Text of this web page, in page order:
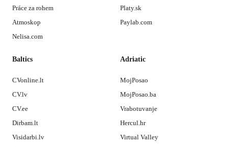
Práce za rohem
Atmoskop
Nelisa.com
Platy.sk
Paylab.com
Baltics
CVonline.lt
CV.lv
CV.ee
Dirbam.lt
Visidarbi.lv
Adriatic
MojPosao
MojPosao.ba
Vrabotuvanje
Hercul.hr
Virtual Valley